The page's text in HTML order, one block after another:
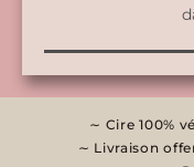
Cire 100%
Livraison